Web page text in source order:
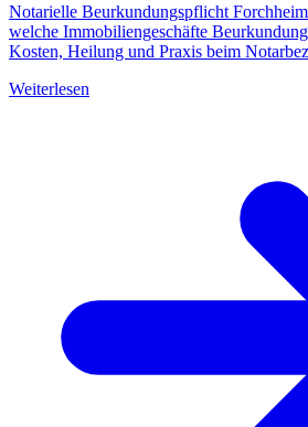
Notarielle Beurkundungspflicht
welche Immobiliengeschäfte
Kosten, Heilung und Praxis beim
Weiterlesen